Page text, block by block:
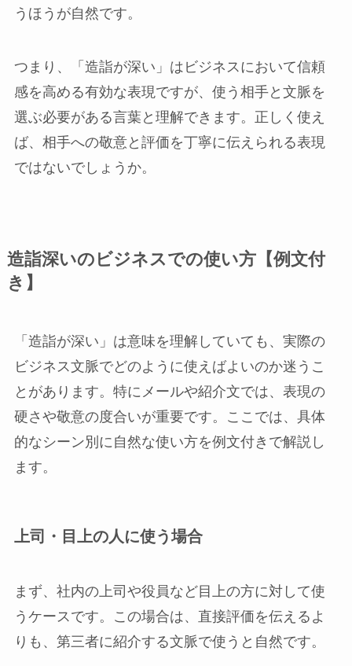
うほうが自然です。
つまり、「造詣が深い」はビジネスにおいて信頼
感を高める有効な表現ですが、使う相手と文脈を
選ぶ必要がある言葉と理解できます。正しく使え
ば、相手への敬意と評価を丁寧に伝えられる表現
ではないでしょうか。
造詣深いのビジネスでの使い方【例文付
き】
「造詣が深い」は意味を理解していても、実際の
ビジネス文脈でどのように使えばよいのか迷うこ
とがあります。特にメールや紹介文では、表現の
硬さや敬意の度合いが重要です。ここでは、具体
的なシーン別に自然な使い方を例文付きで解説し
ます。
上司・目上の人に使う場合
まず、社内の上司や役員など目上の方に対して使
うケースです。この場合は、直接評価を伝えるよ
りも、第三者に紹介する文脈で使うと自然です。